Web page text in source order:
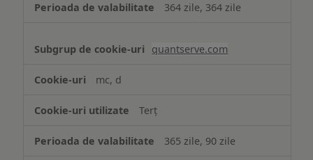
364 zile, 364 zile
quantserve.com
mc, d
Terț
365 zile, 90 zile